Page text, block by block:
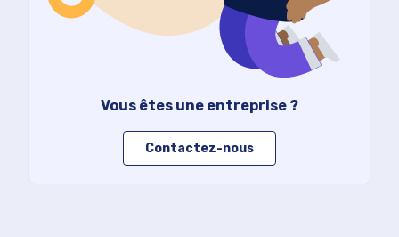
Vous êtes une entreprise ?
Contactez-nous